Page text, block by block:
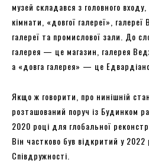
музей складався з головного
кімнати, «довгої галереї», галереї
галереї та промислової зали. До
галерея — це магазин, галерея
а «довга галерея» — це
Якщо ж говорити, про нинішній
розташований поруч із Будинком
2020 році для глобальної
Він частково був відкритий у 2022
Співдружності.